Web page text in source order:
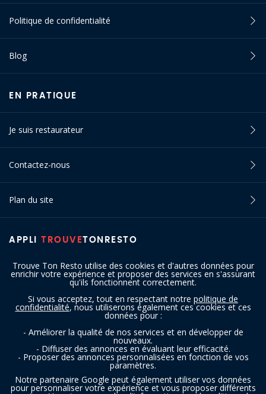
Trouve Ton Resto utilise des cookies et d'autres données pour
enrichir votre expérience et proposer des services en s'assurant
qu'ils fonctionnent correctement.
Si vous acceptez, tout en respectant notre politique de
confidentialité, nous utiliserons également ces cookies et ces
données pour :
- Améliorer la qualité de nos services et en développer de
nouveaux.
- Diffuser des annonces en évaluant leur efficacité.
- Proposer des annonces personnalisées en fonction de vos
paramètres.
Notre partenaire Google peut également utiliser vos données
pour personnaliser votre expérience et vous proposer différents
APPLI TROUVETONRESTO
Politique de confidentialité
Blog
EN PRATIQUE
Je suis restaurateur
Contactez-nous
Plan du site
SUIVEZ-NOUS